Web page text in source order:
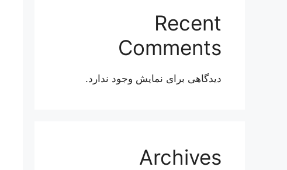
Recent
Comments
دیدگاهی برای نمایش وجود ندارد.
Archives